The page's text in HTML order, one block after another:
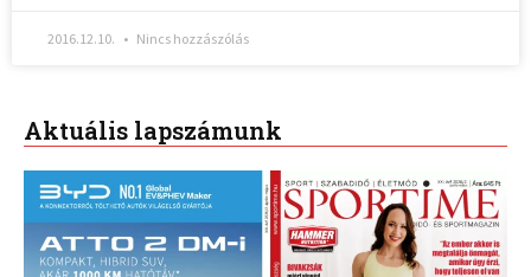
2016.12.10. Nincs hozzászólás
Aktuális lapszámunk